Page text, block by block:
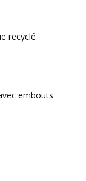
recyclé
embouts